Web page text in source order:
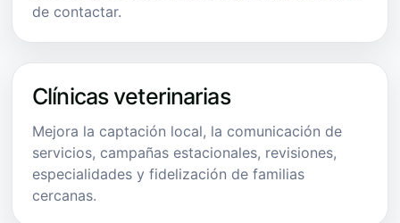
de contactar.
Clínicas veterinarias
Mejora la captación local, la comunicación de
servicios, campañas estacionales, revisiones,
especialidades y fidelización de familias
cercanas.